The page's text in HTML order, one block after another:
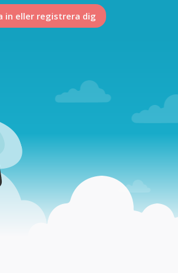
in eller registrera dig